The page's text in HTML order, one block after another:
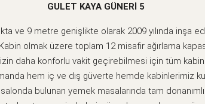
GULET KAYA GÜNERİ 5
ve 9 metre genişlikte olarak 2009 yılında inşa
olmak üzere toplam 12 misafir ağırlama
daha konforlu vakit geçirebilmesi için tüm
hem iç ve dış güverte hemde kabinlerimiz
bulunan yemek masalarında tam